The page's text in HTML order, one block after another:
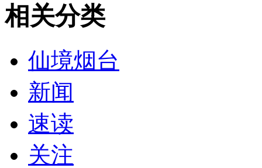
相关分类
仙境烟台
新闻
速读
关注